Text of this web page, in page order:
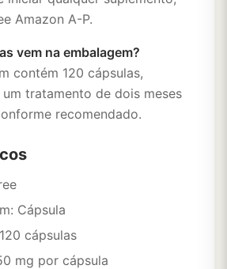
Amazon A-P.
vem na embalagem?
contém 120 cápsulas,
tratamento de dois meses
recomendado.
Cápsula
cápsulas
mg por cápsula